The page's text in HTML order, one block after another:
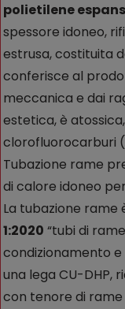
polietilene
spessore idoneo,
estrusa, costituita
conferisce al
meccanica e dai
estetica, è
clorofluorocarburi
Tubazione rame
di calore idoneo per
La tubazione rame
1:2020 “tubi di
condizionamento
una lega CU-DHP,
con tenore di rame